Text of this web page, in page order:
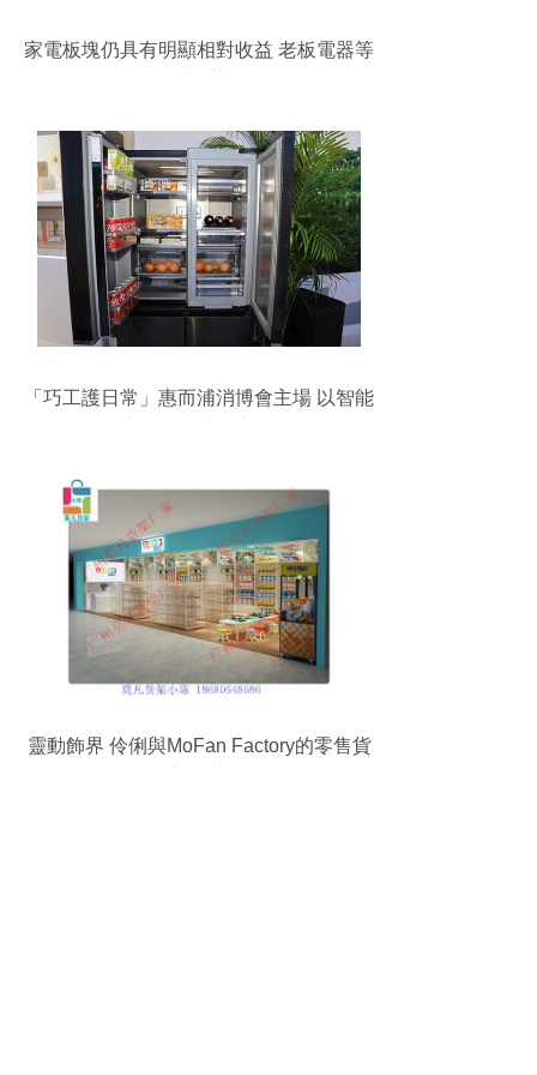
家電板塊仍具有明顯相對收益 老板電器等
「巧工護日常」惠而浦消博會主場 以智能
靈動飾界 伶俐與MoFan Factory的零售貨